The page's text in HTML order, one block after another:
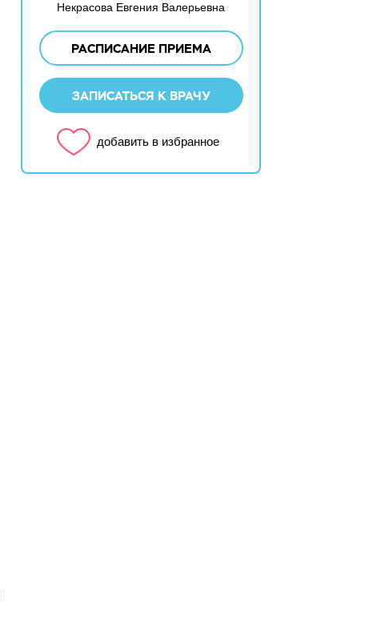
Некрасова Евгения Валерьевна
РАСПИСАНИЕ ПРИЕМА
ЗАПИСАТЬСЯ К ВРАЧУ
добавить в избранное